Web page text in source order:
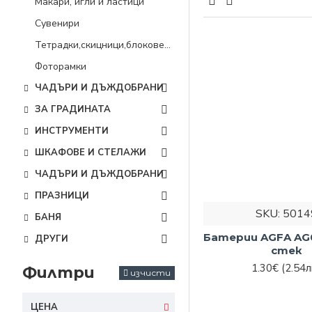
Сувенири
Тетрадки,скицници,блокове и др.
Фоторамки
ЧАДЪРИ И ДЪЖДОБРАНИ
ЗА ГРАДИНАТА
ИНСТРУМЕНТИ
ШКАФОВЕ И СТЕЛАЖИ
ЧАДЪРИ И ДЪЖДОБРАНИ
ПРАЗНИЦИ
БАНЯ
ДРУГИ
Филтри изчисти
ЦЕНА
Какво
Акумулаторни
презаредите.
зарядът.
Как да
SKU:
Батерии AGFA
стек
1.30€